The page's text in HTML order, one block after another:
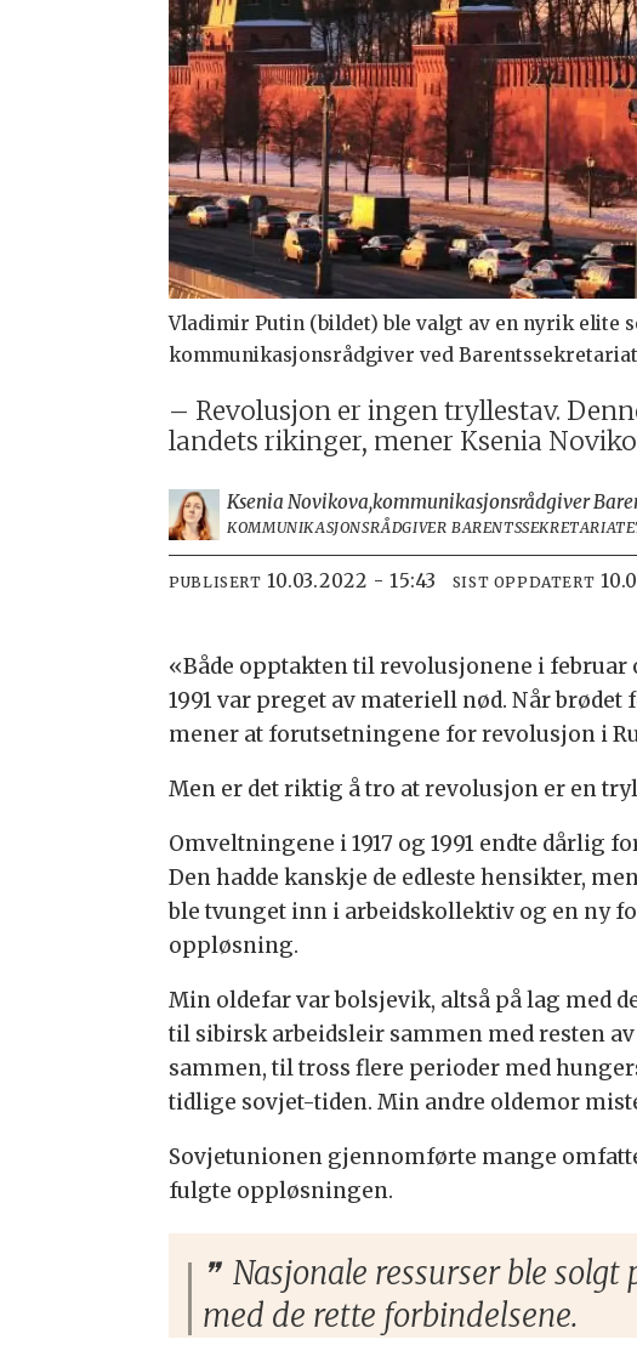
Vladimir Putin (bildet) ble valgt av en nyrik elite
kommunikasjonsrådgiver ved
– Revolusjon er ingen tryllestav.
landets rikinger, mener Ksenia
Ksenia Novikova,kommunikasjonsrådgiver
KOMMUNIKASJONSRÅDGIVER
PUBLISERT 10.03.2022 - 15:43 SIST OPPDATERT
«Både opptakten til revolusjonene i februar
1991 var preget av materiell nød. Når
mener at forutsetningene for revolusjon i
Men er det riktig å tro at revolusjon er en
Omveltningene i 1917 og 1991 endte dårlig
Den hadde kanskje de edleste hensikter,
ble tvunget inn i arbeidskollektiv og en ny
oppløsning.
Min oldefar var bolsjevik, altså på lag med
til sibirsk arbeidsleir sammen med resten
sammen, til tross flere perioder med
tidlige sovjet-tiden.Min andre oldemor
Sovjetunionen gjennomførte mange
fulgte oppløsningen.
Nasjonale ressurser ble
med de rette forbindelsene.